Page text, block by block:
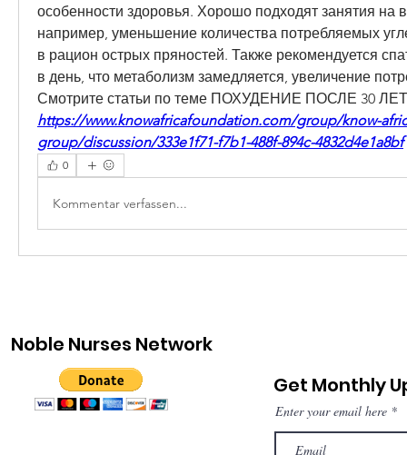
особенности здоровья. Хорошо подходят занятия на
например, уменьшение количества потребляемых
в рацион острых пряностей. Также рекомендуется
в день, что метаболизм замедляется, увеличение
Смотрите статьи по теме ПОХУДЕНИЕ ПОСЛЕ 30
https://www.knowafricafoundation.com/group/know-
group/discussion/333e1f71-f7b1-488f-894c-4832d4e1a8bf
0
Kommentar verfassen...
Noble Nurses Network
Get Monthly
Enter your email here